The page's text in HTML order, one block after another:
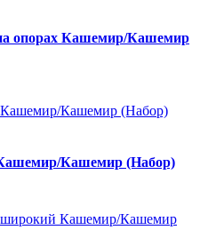
опорах Кашемир/Кашемир
Кашемир (Набор)